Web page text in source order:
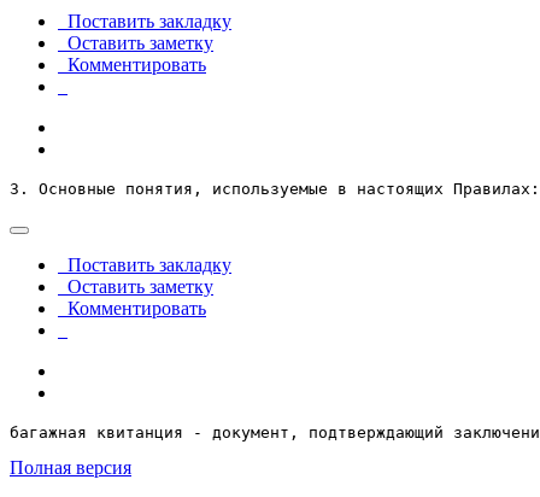
Поставить закладку
Оставить заметку
Комментировать
3. Основные понятия, используемые в настоящих Правилах:
Поставить закладку
Оставить заметку
Комментировать
багажная квитанция - документ, подтверждающий
Полная версия